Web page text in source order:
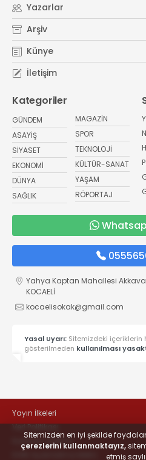
Yazarlar
Arşiv
Künye
İletişim
Kategoriler
GÜNDEM
ASAYİŞ
SİYASET
EKONOMİ
DÜNYA
SAĞLIK
MAGAZİN
SPOR
TEKNOLOJİ
KÜLTÜR-SANAT
YAŞAM
RÖPORTAJ
Yahya Kaptan Mahallesi
KOCAELİ
kocaelisokak@gmail.com
Yasal Uyarı: Sitemizdeki içeriklerin
gösterilmeden kullanılması
Yayın İlkeleri
Veri Politikası
Kullanım Şartları
Sitemizden en iyi şekilde
çerezlerini kullanmaktayız,
etmiş